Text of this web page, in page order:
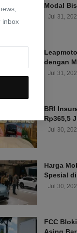
inbox
Modal
Jul 31,
dengan
Jul 31,
BRI
Rp365,5
Jul 30,
Harga
Spesial di
Jul 30,
FCC